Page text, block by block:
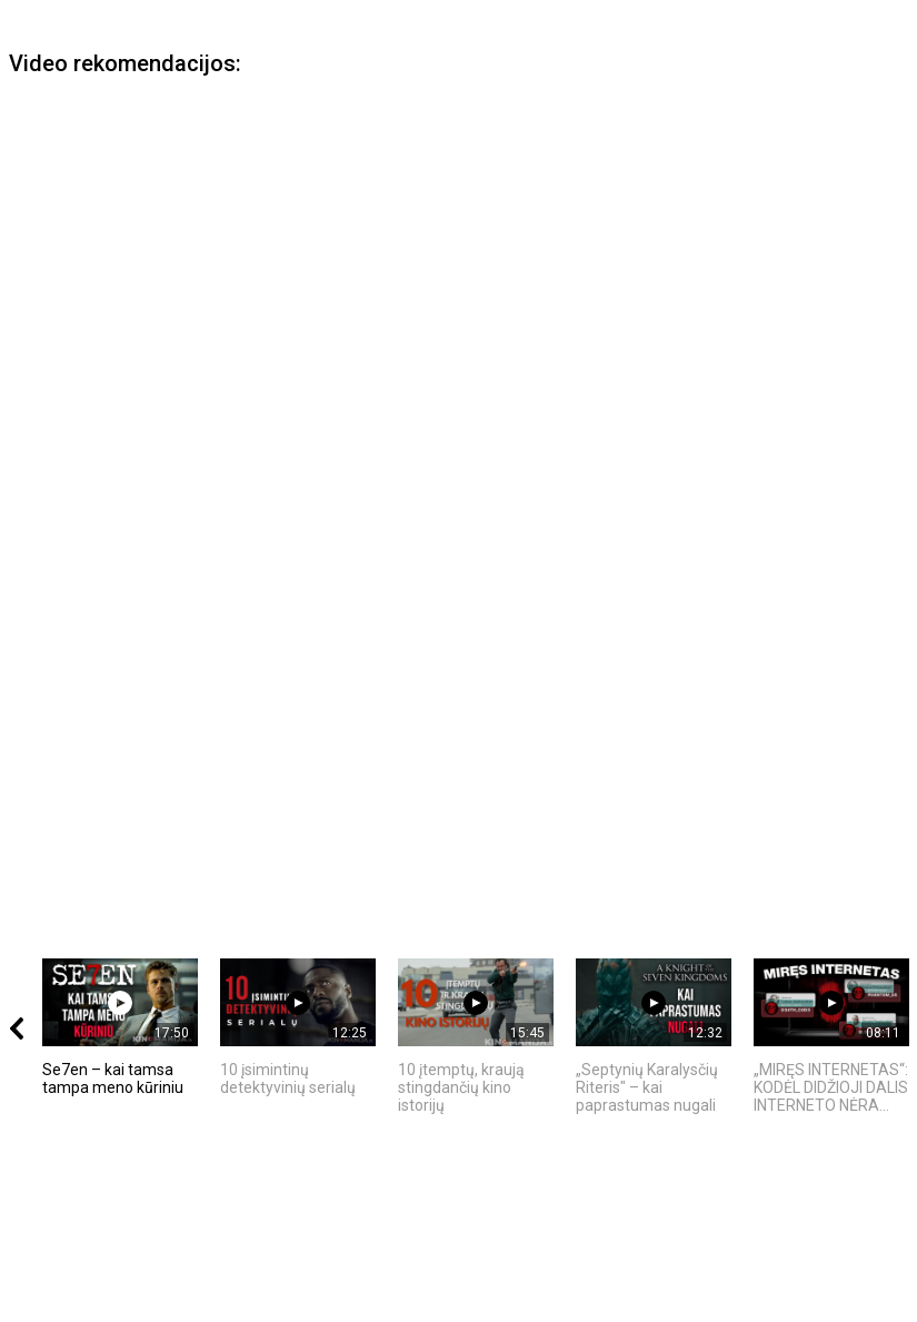
Video rekomendacijos:
17:50
Se7en – kai tamsa
tampa meno kūriniu
12:25
10 įsimintinų
detektyvinių serialų
15:45
10 įtemptų, kraują
stingdančių kino
istorijų
12:32
„Septynių Karalysčių
Riteris" – kai
paprastumas nugali
08:11
„MIRĘS INTERNETAS“:
KODĖL DIDŽIOJI DALIS
INTERNETO NĖRA...